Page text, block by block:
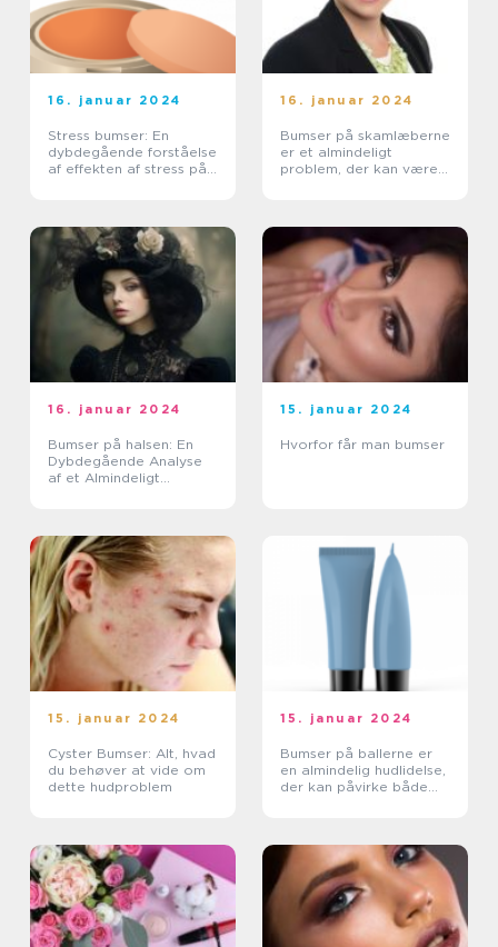
16. januar 2024
Stress bumser: En
dybdegående forståelse
af effekten af stress på
16. januar 2024
Bumser på skamlæberne
er et almindeligt
problem, der kan være
16. januar 2024
Bumser på halsen: En
Dybdegående Analyse
af et Almindeligt
15. januar 2024
Hvorfor får man bumser
15. januar 2024
Cyster Bumser: Alt, hvad
du behøver at vide om
dette hudproblem
15. januar 2024
Bumser på ballerne er
en almindelig hudlidelse,
der kan påvirke både